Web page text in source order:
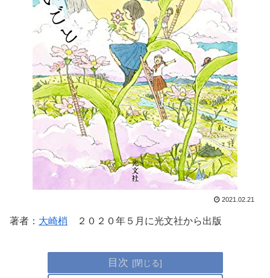
2021.02.21
著者： 大崎梢 ２０２０年５月に光文社から出版
目次